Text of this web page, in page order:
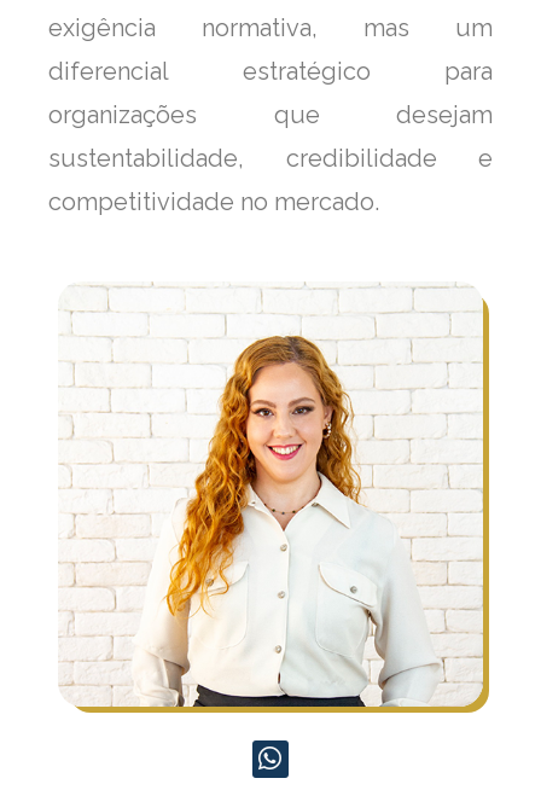
exigência normativa, mas um
diferencial estratégico para
organizações que desejam
sustentabilidade, credibilidade e
competitividade no mercado.